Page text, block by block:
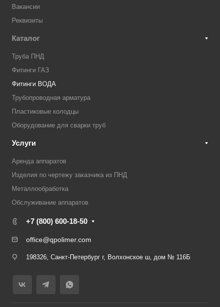
Вакансии
Реквизиты
Каталог
Труба ПНД
Фитинги ГАЗ
Фитинги ВОДА
Трубопроводная арматура
Пластиковые колодцы
Оборудование для сварки труб
Услуги
Аренда аппаратов
Изделия по чертежу заказчика из ПНД
Металлообработка
Обслуживание аппаратов
+7 (800) 600-18-50
office@qpolimer.com
198326, Санкт-Петербург г, Волхонское ш, дом № 116Б